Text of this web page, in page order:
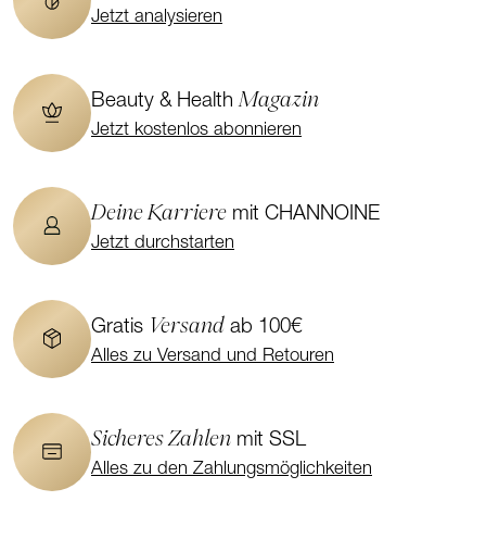
Jetzt analysieren
Beauty & HealthMagazin
Jetzt kostenlos abonnieren
Deine Karriere mit CHANNOINE
Jetzt durchstarten
Gratis Versand ab 100€
Alles zu Versand und Retouren
Sicheres Zahlen mit SSL
Alles zu den Zahlungsmöglichkeiten